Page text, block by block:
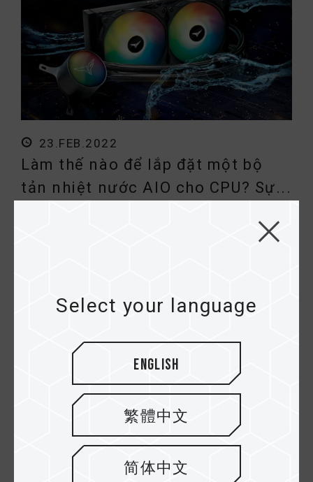
23.FEB.2022
Làm thế nào để lắp đặt một bộ
tản nhiệt nước AIO cho CPU? Sự...
11.FEB.2022
Bộ làm mát CPU bằng chất lỏng
có tốt hơn bộ làm mát không kh...
Select your language
English
繁體中文
简体中文